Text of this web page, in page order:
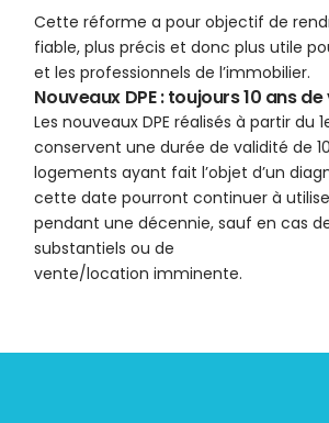
Cette réforme a pour objectif de
fiable, plus précis et donc plus utile
et les professionnels de l’immobilier.
Nouveaux DPE : toujours 10 ans
Les nouveaux DPE réalisés à partir du
conservent une durée de validité de
logements ayant fait l’objet d’un
cette date pourront continuer à
pendant une décennie, sauf en cas
substantiels ou de
vente/location imminente.